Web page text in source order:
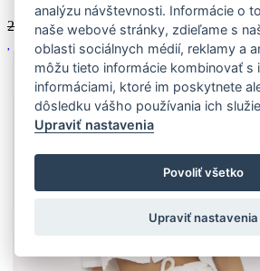
28.02 € 22.41€
analýzu návštevnosti. Informácie o
naše webové stránky, zdieľame s
oblasti sociálnych médií, reklamy a
môžu tieto informácie kombinovať s
informáciami, ktoré im poskytnete
dôsledku vášho používania ich
Upraviť nastavenia
Povoliť všetko
Upraviť nastavenia